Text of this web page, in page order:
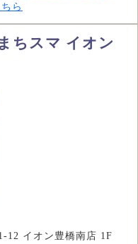
ら
ちスマ イオン
12 イオン豊橋南店 1F